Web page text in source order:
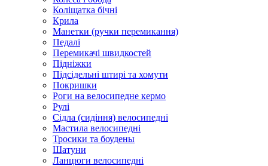
Коліщатка бічні
Крила
Манетки (ручки перемикання)
Педалі
Перемикачі швидкостей
Підніжки
Підсідельні штирі та хомути
Покришки
Роги на велосипедне кермо
Рулі
Сідла (сидіння) велосипедні
Мастила велосипедні
Тросики та боудены
Шатуни
Ланцюги велосипедні